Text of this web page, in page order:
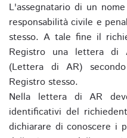
L'assegnatario di un
responsabilità civile e
stesso. A tale fine il
Registro una lettera di
(Lettera di AR)
Registro stesso.
Nella lettera di AR
identificativi del
dichiarare di conoscere i